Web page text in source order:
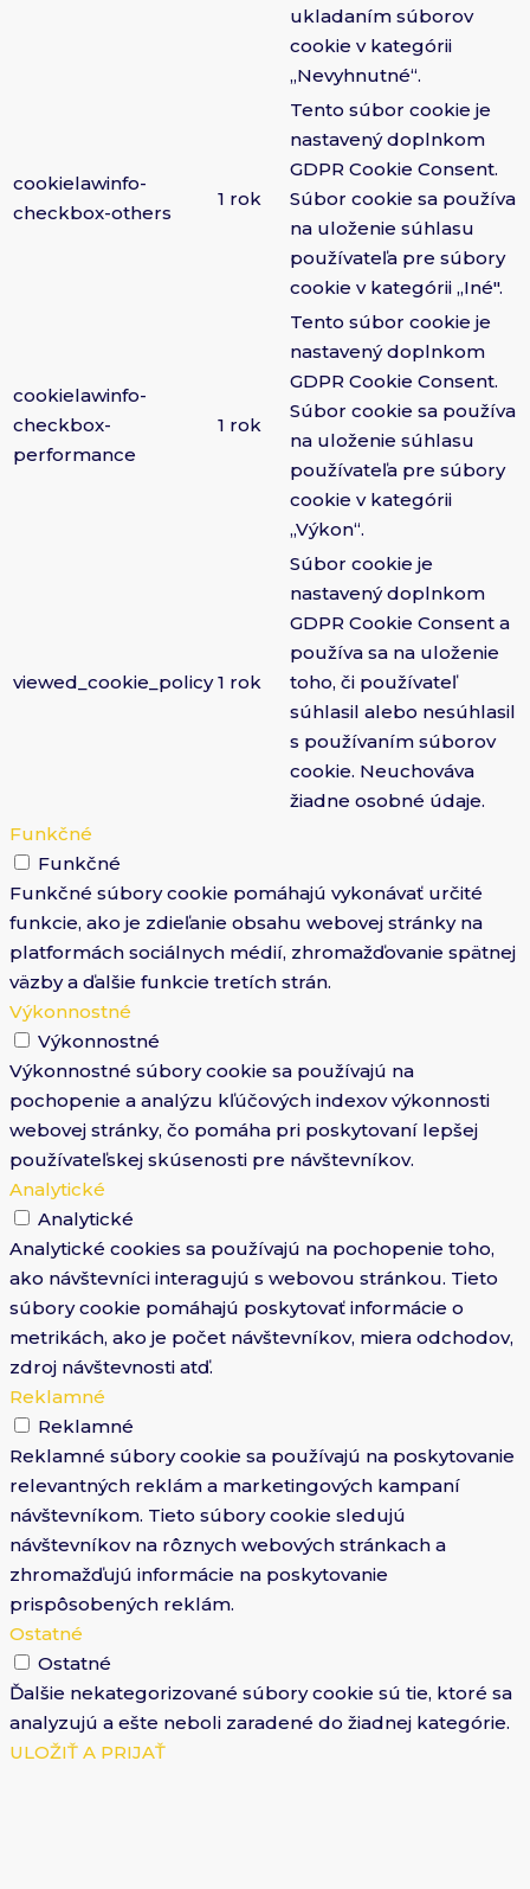
ukladaním súborov
cookie v kategórii
„Nevyhnutné“.
cookielawinfo-
checkbox-others
1 rok
Tento súbor cookie je
nastavený doplnkom
GDPR Cookie Consent.
Súbor cookie sa používa
na uloženie súhlasu
používateľa pre súbory
cookie v kategórii „Iné".
cookielawinfo-
checkbox-
performance
1 rok
Tento súbor cookie je
nastavený doplnkom
GDPR Cookie Consent.
Súbor cookie sa používa
na uloženie súhlasu
používateľa pre súbory
cookie v kategórii
„Výkon“.
viewed_cookie_policy 1 rok
Súbor cookie je
nastavený doplnkom
GDPR Cookie Consent a
používa sa na uloženie
toho, či používateľ
súhlasil alebo nesúhlasil
s používaním súborov
cookie. Neuchováva
žiadne osobné údaje.
Funkčné
Funkčné
Funkčné súbory cookie pomáhajú vykonávať určité
funkcie, ako je zdieľanie obsahu webovej stránky na
platformách sociálnych médií, zhromažďovanie spätnej
väzby a ďalšie funkcie tretích strán.
Výkonnostné
Výkonnostné
Výkonnostné súbory cookie sa používajú na
pochopenie a analýzu kľúčových indexov výkonnosti
webovej stránky, čo pomáha pri poskytovaní lepšej
používateľskej skúsenosti pre návštevníkov.
Analytické
Analytické
Analytické cookies sa používajú na pochopenie toho,
ako návštevníci interagujú s webovou stránkou. Tieto
súbory cookie pomáhajú poskytovať informácie o
metrikách, ako je počet návštevníkov, miera odchodov,
zdroj návštevnosti atď.
Reklamné
Reklamné
Reklamné súbory cookie sa používajú na poskytovanie
relevantných reklám a marketingových kampaní
návštevníkom. Tieto súbory cookie sledujú
návštevníkov na rôznych webových stránkach a
zhromažďujú informácie na poskytovanie
prispôsobených reklám.
Ostatné
Ostatné
Ďalšie nekategorizované súbory cookie sú tie, ktoré sa
analyzujú a ešte neboli zaradené do žiadnej kategórie.
ULOŽIŤ A PRIJAŤ